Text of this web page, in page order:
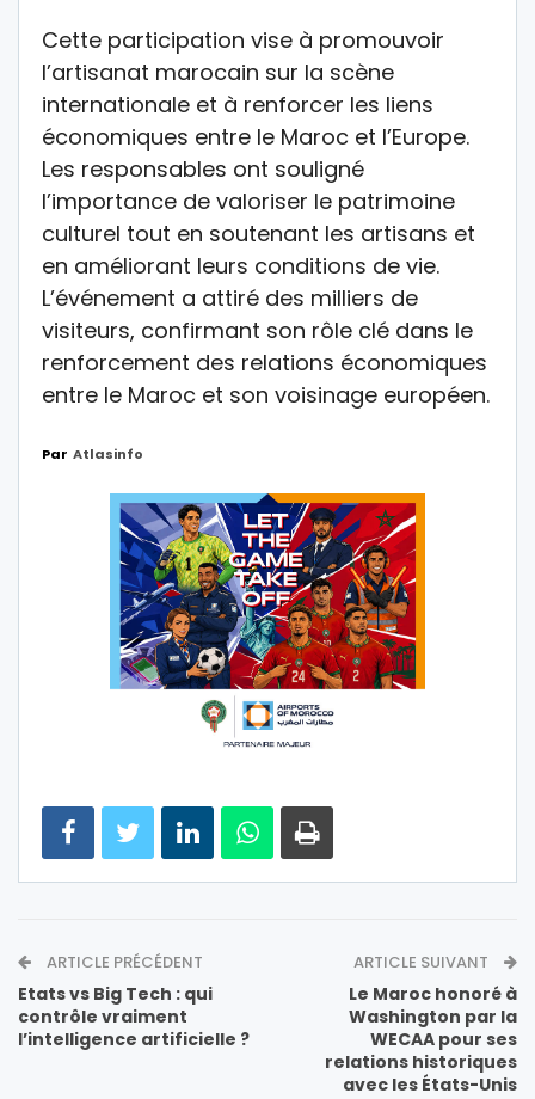
Cette participation vise à promouvoir
l’artisanat marocain sur la scène
internationale et à renforcer les liens
économiques entre le Maroc et l’Europe.
Les responsables ont souligné
l’importance de valoriser le patrimoine
culturel tout en soutenant les artisans et
en améliorant leurs conditions de vie.
L’événement a attiré des milliers de
visiteurs, confirmant son rôle clé dans le
renforcement des relations économiques
entre le Maroc et son voisinage européen.
Par Atlasinfo
ARTICLE PRÉCÉDENT
Etats vs Big Tech : qui
contrôle vraiment
l’intelligence artificielle ?
ARTICLE SUIVANT
Le Maroc honoré à
Washington par la
WECAA pour ses
relations historiques
avec les États-Unis